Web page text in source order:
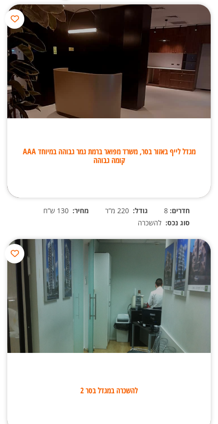
מגדל לייף באזור בסר, משרד מפואר ברמת גמר גבוהה במיוחד AAA
קומה גבוהה
חדרים: גודל: מחיר:
סוג נכס: להשכרה
להשכרה במגדל בסר 2